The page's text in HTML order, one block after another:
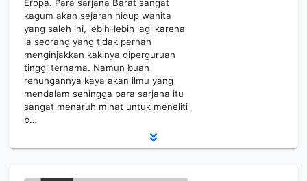
Eropa. Para sarjana Barat sangat
kagum akan sejarah hidup wanita
yang saleh ini, lebih-lebih lagi karena
ia seorang yang tidak pernah
menginjakkan kakinya diperguruan
tinggi ternama. Namun buah
renungannya kaya akan ilmu yang
mendalam sehingga para sarjana itu
sangat menaruh minat untuk meneliti
b…